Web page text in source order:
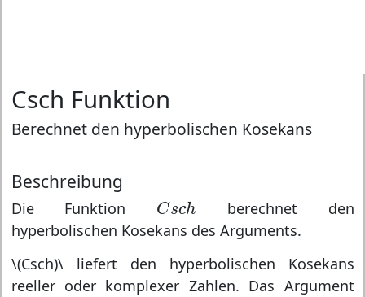
Csch Funktion
Berechnet den hyperbolischen Kosekans
Beschreibung
Die Funktion Csch
Csch berechnet den
hyperbolischen Kosekans des Arguments.
\(Csch)\ liefert den hyperbolischen Kosekans
reeller oder komplexer Zahlen. Das Argument